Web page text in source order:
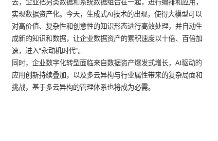
去，企业把另类数据和系统数据组合在一起，进行编排和应用，
实现数据资产化。今天，生成式AI技术的出现，使得大模型可以
对高价值、复杂性和创意性的知识形态进行高效处理，并自动生
成新的知识和数据，让企业数据资产的累积速度以十倍、百倍加
速，进入“永动机时代”。
同时，企业数字化转型面临来自数据资产爆发式增长，AI驱动的
应用创新持续叠加，以及多云异构与行业属性带来的复杂局面和
挑战，基于多云异构的管理体系也将成为必需。